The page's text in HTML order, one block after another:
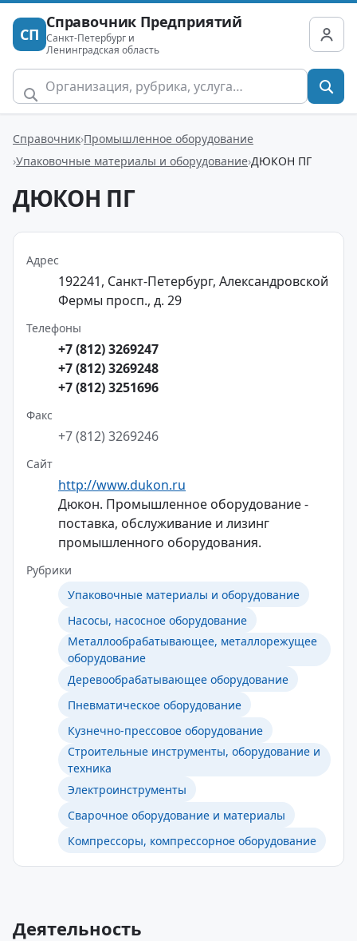
СП
Справочник Предприятий
Санкт-Петербург и
Ленинградская область
Справочник Промышленное оборудование
Упаковочные материалы и оборудование ДЮКОН ПГ
ДЮКОН ПГ
Адрес
192241, Санкт-Петербург, Александровской
Фермы просп., д. 29
Телефоны
+7 (812) 3269247
+7 (812) 3269248
+7 (812) 3251696
Факс
+7 (812) 3269246
Сайт
http://www.dukon.ru
Дюкон. Промышленное оборудование -
поставка, обслуживание и лизинг
промышленного оборудования.
Рубрики
Упаковочные материалы и оборудование
Насосы, насосное оборудование
Металлообрабатывающее, металлорежущее
оборудование
Деревообрабатывающее оборудование
Пневматическое оборудование
Кузнечно-прессовое оборудование
Строительные инструменты, оборудование и
техника
Электроинструменты
Сварочное оборудование и материалы
Компрессоры, компрессорное оборудование
Деятельность